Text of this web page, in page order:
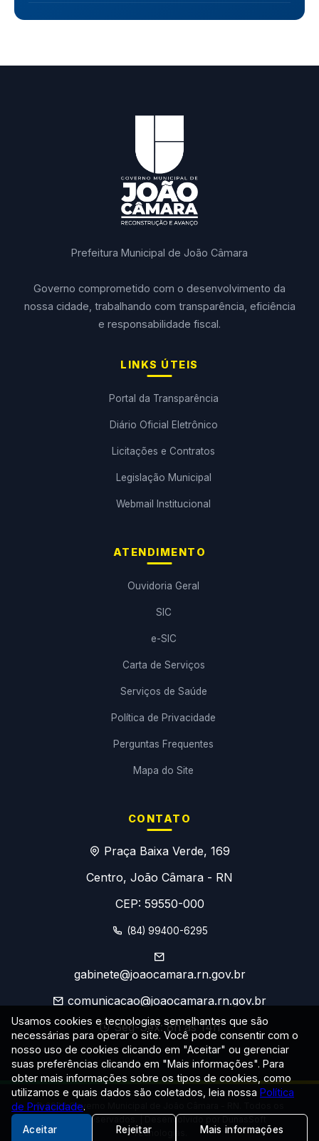
Usamos cookies e tecnologias semelhantes que são
necessárias para operar o site. Você pode consentir com o
nosso uso de cookies clicando em "Aceitar" ou gerenciar
suas preferências clicando em "Mais informações". Para
obter mais informações sobre os tipos de cookies, como
utilizamos e quais dados são coletados, leia nossa Política
de Privacidade.
Aceitar Rejeitar Mais informações
Prefeitura Municipal de João Câmara
Governo comprometido com o desenvolvimento da
nossa cidade, trabalhando com transparência, eficiência
e responsabilidade fiscal.
LINKS ÚTEIS
Portal da Transparência
Diário Oficial Eletrônico
Licitações e Contratos
Legislação Municipal
Webmail Institucional
ATENDIMENTO
Ouvidoria Geral
SIC
e-SIC
Carta de Serviços
Serviços de Saúde
Política de Privacidade
Perguntas Frequentes
Mapa do Site
CONTATO
Praça Baixa Verde, 169
Centro, João Câmara - RN
CEP: 59550-000
(84) 99400-6295
gabinete@joaocamara.rn.gov.br
comunicacao@joaocamara.rn.gov.br
Seg-Sex: 8h às 14h
© 2026 Governo Municipal de João Câmara - RN. Todos os
direitos reservados. | Desenvolvido por DunasSoft
Tecnologias.